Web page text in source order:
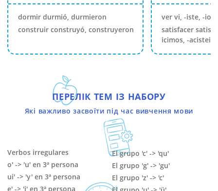
dormir durmió, durmieron
construir construyó, construyeron
ver vi, -iste, -io,
satisfacer
icimos, -
ПЕРЕЛІК ТЕМ ІЗ НАБОРУ
Які важливо засвоїти під час вивчення мови
Verbos irregulares
o' -> 'u' en 3ª persona
ui' -> 'y' en 3ª persona
e' -> 'i' en 3ª persona
El grupo 'c' -> 'qu'
El grupo 'g' -> 'gu'
El grupo 'z' -> 'c'